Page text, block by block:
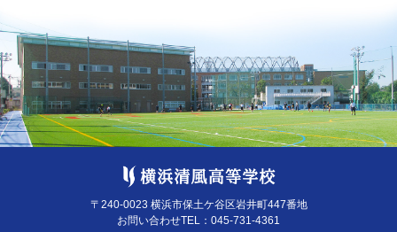
〒240-0023 横浜市保土ケ谷区岩井町447番地
お問い合わせTEL： 045-731-4361